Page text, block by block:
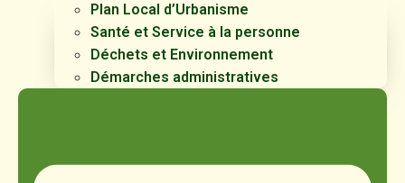
Plan Local d’Urbanisme
Santé et Service à la personne
Déchets et Environnement
Démarches administratives